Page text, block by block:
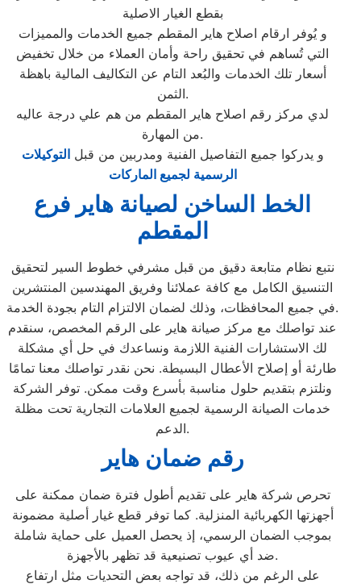
بقطع الغيار الاصلية
و يُوفر ارقام اصلاح هاير المقطم جميع الخدمات والمميزات
التي تُساهم في تحقيق راحة وأمان العملاء من خلال تخفيض
أسعار تلك الخدمات والبُعد التام عن التكاليف المالية باهظة
الثمن.
لدي مركز رقم اصلاح هاير المقطم من هم علي درجة عاليه
من المهارة.
و يدركوا جميع التفاصيل الفنية ومدربين من قبلالتوكيلات
الرسمية لجميع الماركات
الخط الساخن لصيانة هاير فرع
المقطم
نتبع نظام متابعة دقيق من قبل مشرفي خطوط السير لتحقيق
التنسيق الكامل مع كافة عملائنا وفريق المهندسين المنتشرين
في جميع المحافظات، وذلك لضمان الالتزام التام بجودة الخدمة.
عند تواصلك مع مركز صيانة هاير على الرقم المخصص، سنقدم
لك الاستشارات الفنية اللازمة ونساعدك في حل أي مشكلة
طارئة أو إصلاح الأعطال البسيطة. نحن نقدر تواصلك معنا تمامًا
ونلتزم بتقديم حلول مناسبة بأسرع وقت ممكن. توفر الشركة
خدمات الصيانة الرسمية لجميع العلامات التجارية تحت مظلة
الدعم.
رقم ضمان هاير
تحرص شركة هاير على تقديم أطول فترة ضمان ممكنة على
أجهزتها الكهربائية المنزلية. كما توفر قطع غيار أصلية مضمونة
بموجب الضمان الرسمي، إذ يحصل العميل على حماية شاملة
ضد أي عيوب تصنيعية قد تظهر بالأجهزة.
على الرغم من ذلك، قد تواجه بعض التحديات مثل ارتفاع